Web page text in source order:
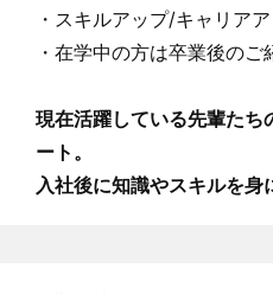
・スキルアップ/キャリア
・在学中の方は卒業後のご
現在活躍している先輩たち
ート。
入社後に知識やスキルを身